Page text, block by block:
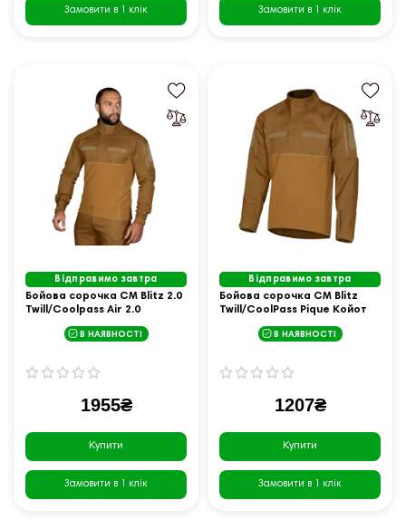
Замовити в 1 клік Замовити в 1 клік
Відправимо завтра
Бойова сорочка CM Blitz 2.0
Twill/Coolpass Air 2.0
В НАЯВНОСТІ
1955₴
Купити
Замовити в 1 клік
Відправимо завтра
Бойова сорочка CM Blitz
Twill/CoolPass Pique Койот
В НАЯВНОСТІ
1207₴
Купити
Замовити в 1 клік